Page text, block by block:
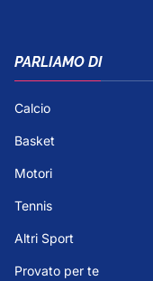
PARLIAMO DI
Calcio
Basket
Motori
Tennis
Altri Sport
Provato per te